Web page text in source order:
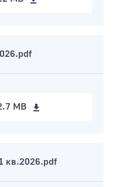
MB
кв.2026.pdf